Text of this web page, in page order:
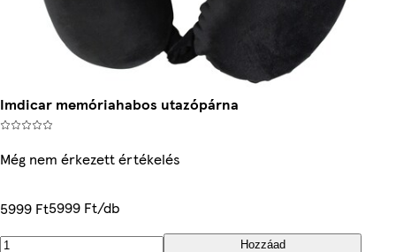
Imdicar memóriahabos utazópárna
Még nem érkezett értékelés
5999 Ft5999 Ft/db
Hozzáad